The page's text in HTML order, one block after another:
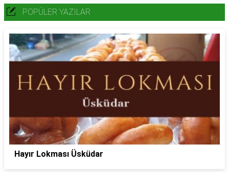
POPÜLER YAZILAR
Hayır Lokması Üsküdar